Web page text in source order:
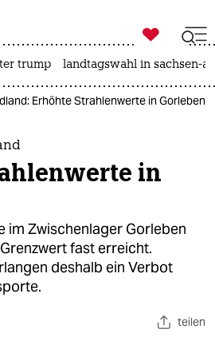
zahl ich
ich

taz zahl ich
trump landtagswahl in sachsen-
Erhöhte Strahlenwerte in Gorleben
in
im Zwischenlager Gorleben
fast erreicht.
deshalb ein Verbot
teilen